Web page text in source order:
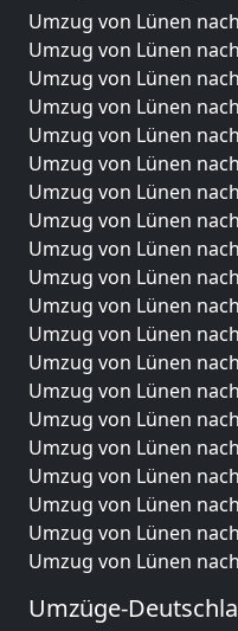
Umzug von Lünen
Umzug von Lünen
Umzug von Lünen
Umzug von Lünen
Umzug von Lünen
Umzug von Lünen
Umzug von Lünen
Umzug von Lünen
Umzug von Lünen
Umzug von Lünen
Umzug von Lünen
Umzug von Lünen
Umzug von Lünen
Umzug von Lünen
Umzug von Lünen
Umzug von Lünen
Umzug von Lünen
Umzug von Lünen
Umzug von Lünen
Umzug von Lünen
Umzüge-